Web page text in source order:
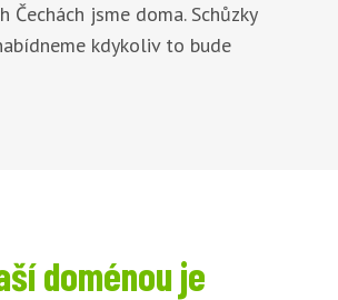
Čechách jsme doma. Schůzky
kdykoliv to bude
doménou je